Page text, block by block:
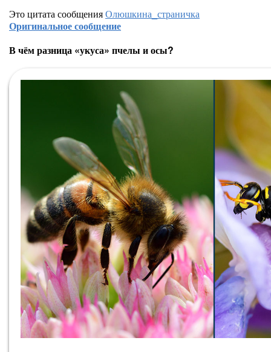
Это цитата сообщенияОлюшкина_страничка
Оригинальное сообщение
В чём разница «укуса» пчелы и осы?